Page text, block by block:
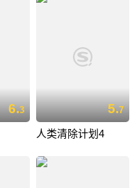
6.3 5.7
人类清除计划4